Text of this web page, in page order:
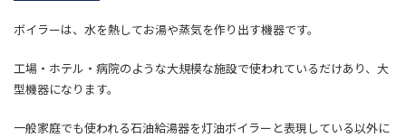
ボイラーは、水を熱してお湯や蒸気を作り出す機器です。
工場・ホテル・病院のような大規模な施設で使われているだけあり、大
型機器になります。
一般家庭でも使われる石油給湯器を灯油ボイラーと表現している以外に